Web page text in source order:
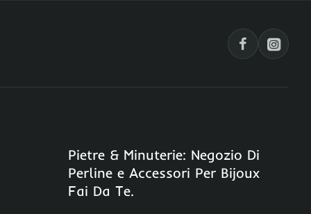
Pietre & Minuterie: Negozio Di
Perline e Accessori Per Bijoux
Fai Da Te.